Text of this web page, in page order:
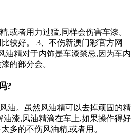
,或者用力过猛,同样会伤害车漆。
较好。 3、不伤新澳门彩官方网
油精对于内饰是车漆禁忌,因为车内
的部分会。
?
油。虽然风油精可以去掉顽固的精
油漆,风油精滴在车上,如果操作得好
多的不伤风油精,或者用。